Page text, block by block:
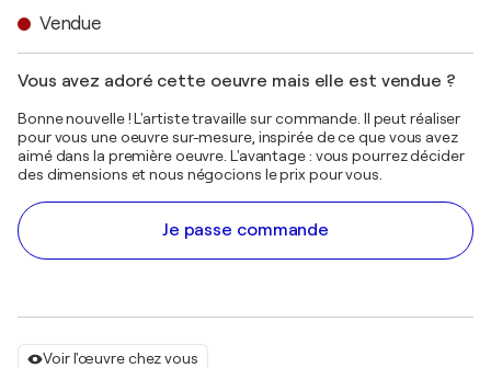
Voir l'œuvre chez vous
Vendue
Vous avez adoré cette oeuvre mais elle est vendue ?
Bonne nouvelle ! L'artiste travaille sur commande. Il peut réaliser
pour vous une oeuvre sur-mesure, inspirée de ce que vous avez
aimé dans la première oeuvre. L'avantage : vous pourrez décider
des dimensions et nous négocions le prix pour vous.
Je passe commande